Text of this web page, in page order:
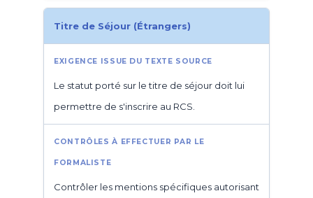
Titre de Séjour (Étrangers)
Le statut porté sur le titre de séjour doit lui
permettre de s'inscrire au RCS.
Contrôler les mentions spécifiques autorisant